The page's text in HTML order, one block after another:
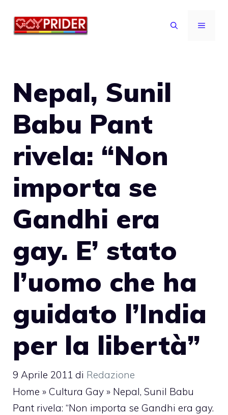
MENU
Nepal, Sunil
Babu Pant
rivela: “Non
importa se
Gandhi era
gay. E’ stato
l’uomo che ha
guidato l’India
per la libertà”
9 Aprile 2011 di Redazione
Home » Cultura Gay » Nepal, Sunil Babu
Pant rivela: “Non importa se Gandhi era gay.